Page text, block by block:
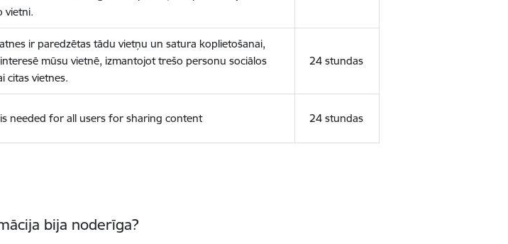
vietni.
ir paredzētas tādu vietņu un satura koplietošanai,
mūsu vietnē, izmantojot trešo personu sociālos
citas vietnes.
24 stundas
needed for all users for sharing content 24 stundas
bija noderīga?